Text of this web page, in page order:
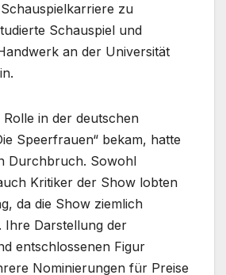
zu
Schauspiel und
an der Universität
in der deutschen
Speerfrauen“ bekam, hatte
Durchbruch. Sowohl
Kritiker der Show lobten
da die Show ziemlich
Ihre Darstellung der
entschlossenen Figur
Nominierungen für Preise